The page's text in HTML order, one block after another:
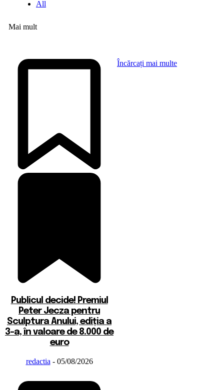
All
Mai mult
Publicul decide! Premiul
Peter Jecza pentru
Sculptura Anului, ediția a
3-a, în valoare de 8.000 de
euro
redactia - 05/08/2026
Încărcați mai multe